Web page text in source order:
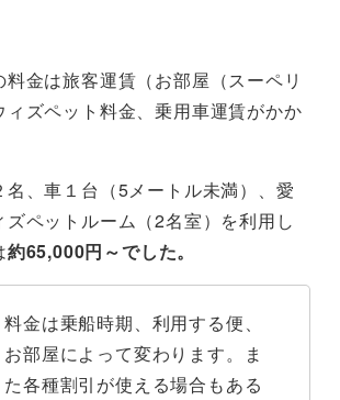
料金は旅客運賃（お部屋（スーペリ
ィズペット料金、乗用車運賃がかか
名、車１台（5メートル未満）、愛
ズペットルーム（2名室）を利用し
約65,000円～でした。
料金は乗船時期、利用する便、
お部屋によって変わります。ま
た各種割引が使える場合もある